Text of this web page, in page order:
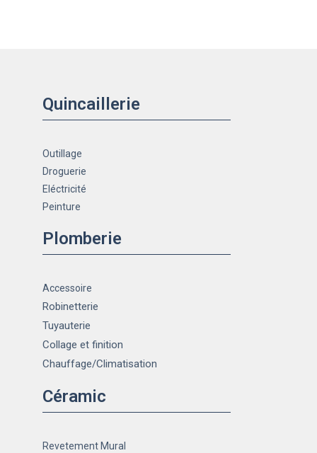
Quincaillerie
Outillage
Droguerie
Eléctricité
Peinture
Plomberie
Accessoire
Robinetterie
Tuyauterie
Collage et finition
Chauffage/Climatisation
Céramic
Revetement Mural